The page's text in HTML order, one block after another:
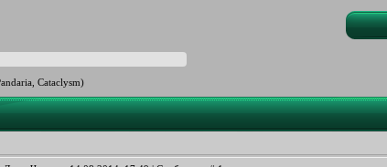
Cataclysm)